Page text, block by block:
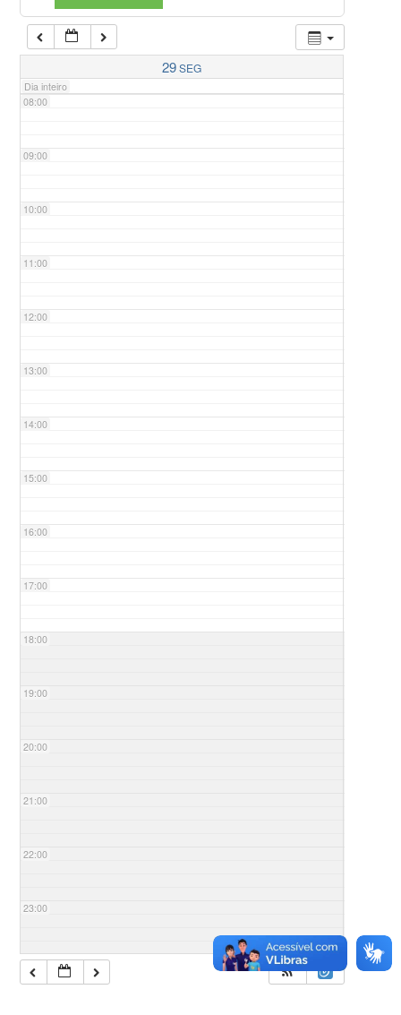
29SEG
Dia inteiro
07:00
08:00
09:00
10:00
11:00
12:00
13:00
14:00
15:00
16:00
17:00
18:00
19:00
20:00
21:00
22:00
23:00